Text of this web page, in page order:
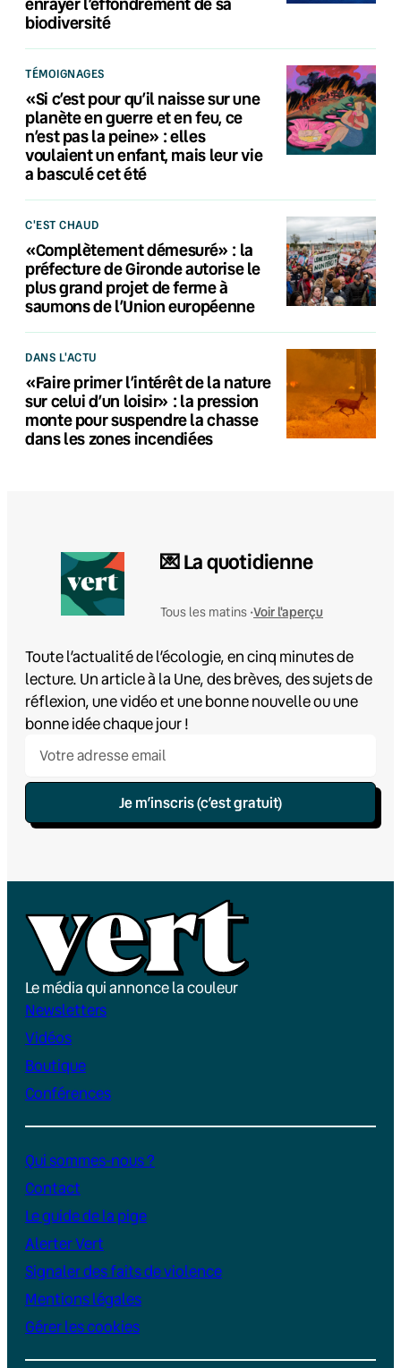
biodiversité
TÉMOIGNAGES
«Si c’est pour qu’il naisse sur une
planète en guerre et en feu, ce
n’est pas la peine» : elles
voulaient un enfant, mais leur vie
a basculé cet été
C'EST CHAUD
«Complètement démesuré» : la
préfecture de Gironde autorise le
plus grand projet de ferme à
saumons de l’Union européenne
DANS L'ACTU
«Faire primer l’intérêt de la nature
sur celui d’un loisir» : la pression
monte pour suspendre la chasse
dans les zones incendiées
💌 La quotidienne
Tous les matins •Voir l'aperçu
Toute l’actualité de l’écologie, en cinq minutes de
lecture. Un article à la Une, des brèves, des sujets de
réflexion, une vidéo et une bonne nouvelle ou une
bonne idée chaque jour !
Je m’inscris (c’est gratuit)
Le média qui annonce la couleur
Newsletters
Vidéos
Boutique
Conférences
Qui sommes-nous ?
Contact
Le guide de la pige
Alerter Vert
Signaler des faits de violence
Mentions légales
Gérer les cookies